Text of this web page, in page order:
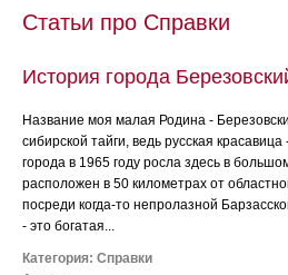
Статьи про Справки
История города
Название моя малая Родина -
сибирской тайги, ведь русская
города в 1965 году росла здесь в
расположен в 50 километрах от
посреди когда-то непролазной
- это богатая...
Категория: Справки